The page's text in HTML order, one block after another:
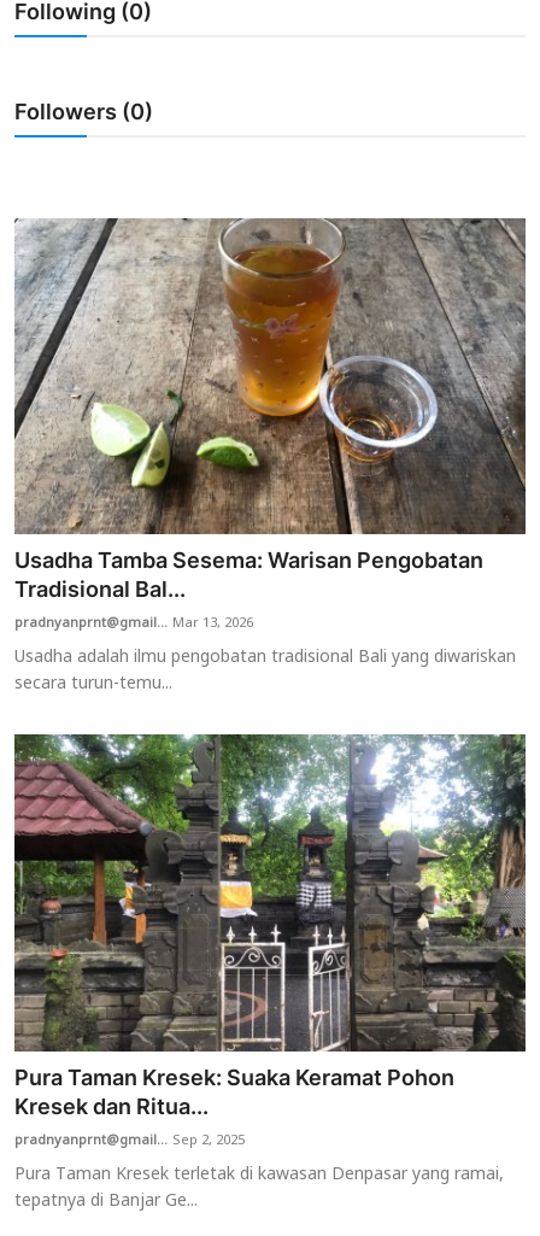
Usadha
Indonesia
Following (0)
Followers (0)
Usadha Tamba Sesema: Warisan Pengobatan
Tradisional Bal...
pradnyanprnt@gmail... Mar 13, 2026
Usadha adalah ilmu pengobatan tradisional Bali yang diwariskan
secara turun-temu...
Pura Taman Kresek: Suaka Keramat Pohon
Kresek dan Ritua...
pradnyanprnt@gmail... Sep 2, 2025
Pura Taman Kresek terletak di kawasan Denpasar yang ramai,
tepatnya di Banjar Ge...